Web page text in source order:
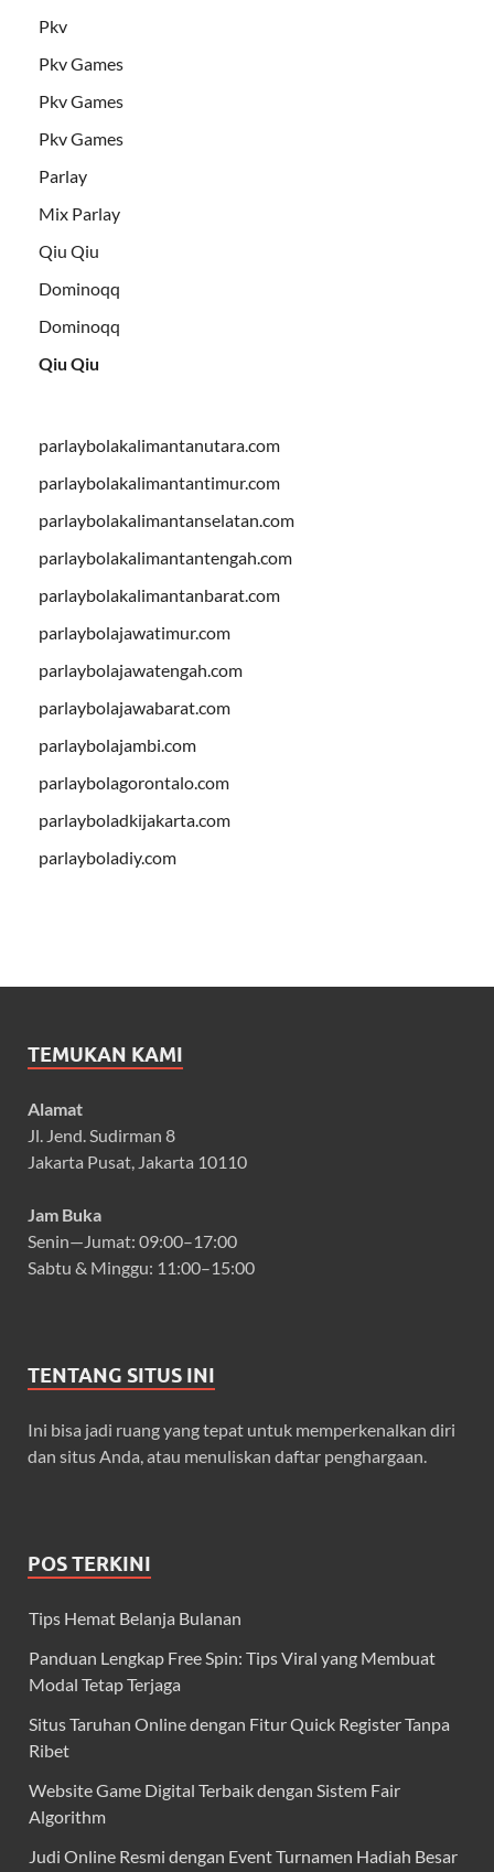
Pkv
Pkv Games
Pkv Games
Pkv Games
Parlay
Mix Parlay
Qiu Qiu
Dominoqq
Dominoqq
Qiu Qiu
parlaybolakalimantanutara.com
parlaybolakalimantantimur.com
parlaybolakalimantanselatan.com
parlaybolakalimantantengah.com
parlaybolakalimantanbarat.com
parlaybolajawatimur.com
parlaybolajawatengah.com
parlaybolajawabarat.com
parlaybolajambi.com
parlaybolagorontalo.com
parlayboladkijakarta.com
parlayboladiy.com
TEMUKAN KAMI
Alamat
Jl. Jend. Sudirman 8
Jakarta Pusat, Jakarta 10110
Jam Buka
Senin—Jumat: 09:00–17:00
Sabtu & Minggu: 11:00–15:00
TENTANG SITUS INI
Ini bisa jadi ruang yang tepat untuk memperkenalkan diri
dan situs Anda, atau menuliskan daftar penghargaan.
POS TERKINI
Tips Hemat Belanja Bulanan
Panduan Lengkap Free Spin: Tips Viral yang Membuat
Modal Tetap Terjaga
Situs Taruhan Online dengan Fitur Quick Register Tanpa
Ribet
Website Game Digital Terbaik dengan Sistem Fair
Algorithm
Judi Online Resmi dengan Event Turnamen Hadiah Besar